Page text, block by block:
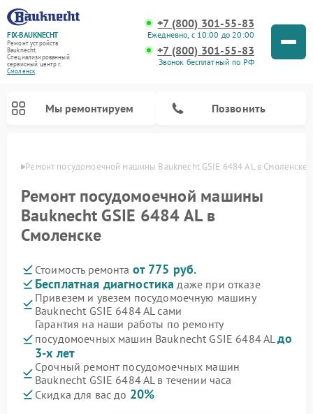
FIX-BAUKNECHT
Ремонт устройств
Bauknecht
Специализированный
cервисный центр г.
Смоленск
+7 (800) 301-55-83
Ежедневно, с 10:00 до 20:00
+7 (800) 301-55-83
Звонок бесплатный по РФ
Мы ремонтируем Позвонить
Ремонт посудомоечной машины Bauknecht GSIE 6484 AL в Смоленске
Ремонт посудомоечной машины
Bauknecht GSIE 6484 AL в
Смоленске
Стоимость ремонта от 775 руб.
Бесплатная диагностика даже при отказе
Привезем и увезем посудомоечную машину
Bauknecht GSIE 6484 AL сами
Гарантия на наши работы по ремонту
посудомоечных машин Bauknecht GSIE 6484 ALдо
3-х лет
Срочный ремонт посудомоечных машин
Bauknecht GSIE 6484 AL в течении часа
Скидка для вас до 20%